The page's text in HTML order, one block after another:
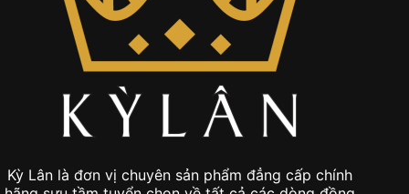
Kỳ Lân là đơn vị chuyên sản phẩm đẳng cấp chính